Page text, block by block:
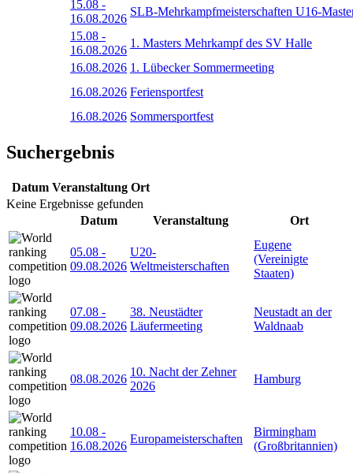
15.08 -
16.08.2026
SLB-Mehrkampfmeisterschaften U16-
15.08 -
16.08.2026
1. Masters Mehrkampf des SV Halle
16.08.2026 1. Lübecker Sommermeeting
16.08.2026 Feriensportfest
16.08.2026 Sommersportfest
Suchergebnis
Datum Veranstaltung Ort
Keine Ergebnisse gefunden
Datum
Veranstaltung Ort
05.08 -
09.08.2026
U20-
Weltmeisterschaften
Eugene
(Vereinigte
Staaten)
07.08 -
09.08.2026
38. Neustädter
Läufermeeting
Neustadt an der
Waldnaab
08.08.2026
10. Nacht der Zehner
2026
Hamburg
10.08 -
16.08.2026
Europameisterschaften
Birmingham
(Großbritannien)